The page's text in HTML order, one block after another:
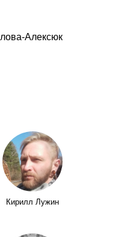
Кирилл Лужин